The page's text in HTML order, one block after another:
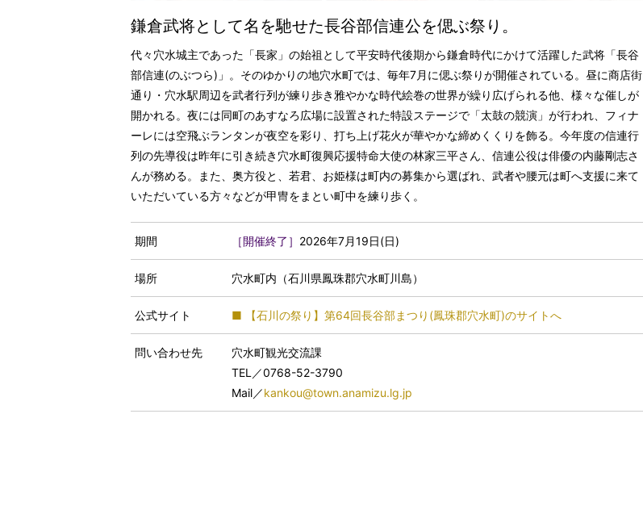
鎌倉武将として名を馳せた長谷部信連公を偲ぶ祭り。
代々穴水城主であった「長家」の始祖として平安時代後期から鎌倉時代にかけて活躍した武将「長谷
部信連(のぶつら)」。そのゆかりの地穴水町では、毎年7月に偲ぶ祭りが開催されている。昼に商店街
通り・穴水駅周辺を武者行列が練り歩き雅やかな時代絵巻の世界が繰り広げられる他、様々な催しが
開かれる。夜には同町のあすなろ広場に設置された特設ステージで「太鼓の競演」が行われ、フィナ
ーレには空飛ぶランタンが夜空を彩り、打ち上げ花火が華やかな締めくくりを飾る。今年度の信連行
列の先導役は昨年に引き続き穴水町復興応援特命大使の林家三平さん、信連公役は俳優の内藤剛志さ
んが務める。また、奥方役と、若君、お姫様は町内の募集から選ばれ、武者や腰元は町へ支援に来て
いただいている方々などが甲冑をまとい町中を練り歩く。
期間 ［開催終了］ 2026年7月19日(日)
場所 穴水町内（石川県鳳珠郡穴水町川島）
公式サイト ■ 【石川の祭り】第64回長谷部まつり(鳳珠郡穴水町)のサイトへ
問い合わせ先
穴水町観光交流課
TEL／0768-52-3790
Mail／kankou@town.anamizu.lg.jp